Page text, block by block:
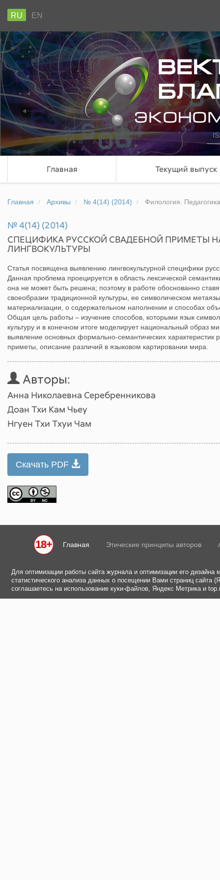
RU EN
Главная Текущий выпуск
Главная Архивы № 4(14) (2014) Филология. Педагогика
№ 4(14) (2014)
СПЕЦИФИКА РУССКОЙ СВАДЕБНОЙ ПРИМЕТЫ
ЛИНГВОКУЛЬТУРЫ
Статья посвящена выявлению лингвокультурной специфики
Данная проблема проецируется в область лексической
она не может быть решена; поэтому в работе обоснованно
своеобразии традиционной культуры, ее символическом
материализации, о содержательном наполнении и способах
Общая цель работы – изучение способов, которыми язык
культуру и в конечном итоге моделирует национальный образ
выявление основных формально-семантических характеристик
приметы, описание различий в языковом картировании мира.
Авторы:
Анна Николаевна Серебренникова
Доан Тхи Кам Чьеу
Нгуен Тхи Тхуи Чам
Скачать PDF
18+ Главная Этические принципы авторов
Для оптимизации работы сайта журнала и оптимизации его
статистического анализа данных о посещении Вами страниц
соглашаетесь на использование куки-файлов, Яндекс Метрика и